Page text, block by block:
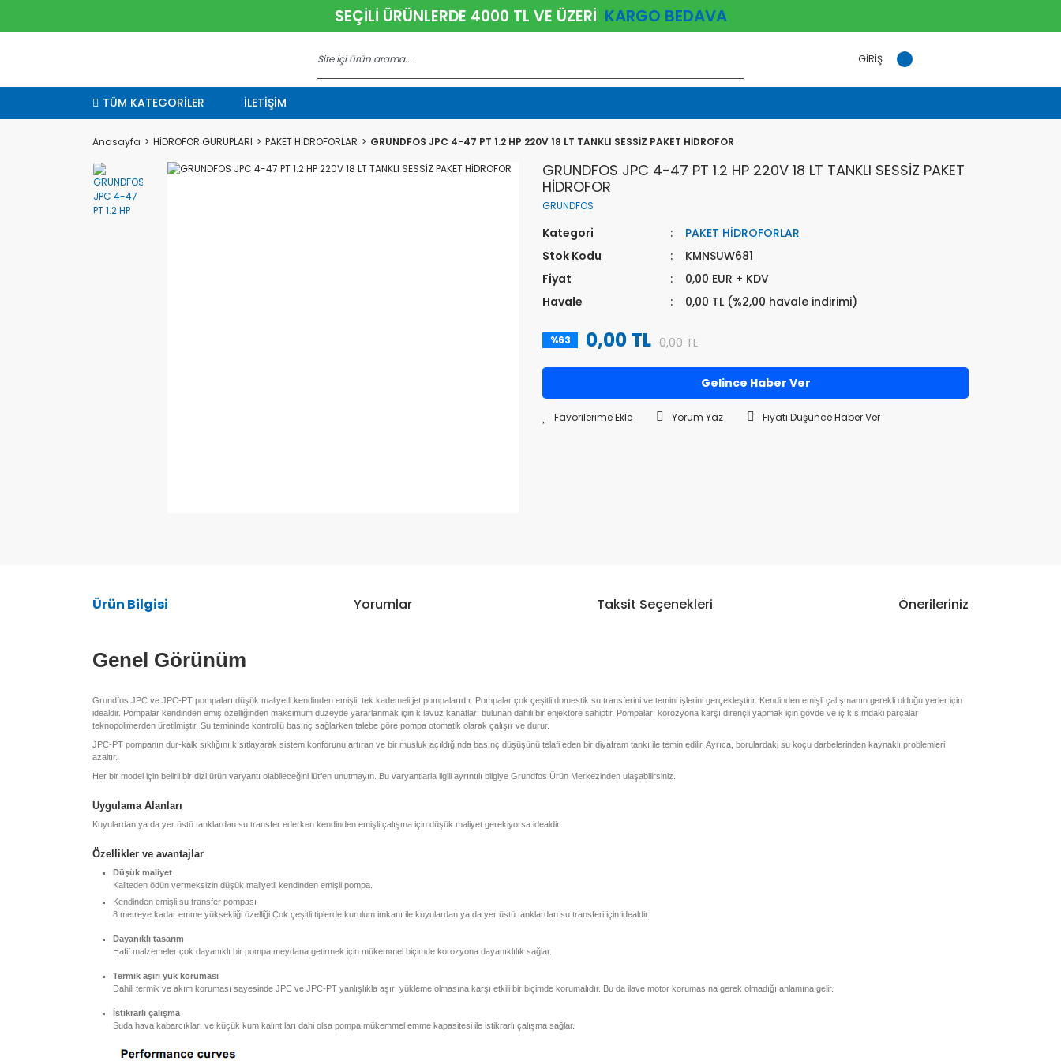
SEÇİLİ ÜRÜNLERDE 4000 TL VE ÜZERİ KARGO BEDAVA
GİRİŞ
TÜM KATEGORİLER İLETİŞİM
Anasayfa HİDROFOR GURUPLARI PAKET HİDROFORLAR GRUNDFOS JPC 4-47 PT 1.2 HP 220V 18 LT TANKLI SESSİZ PAKET HİDROFOR
GRUNDFOS JPC 4-47 PT 1.2 HP 220V 18 LT TANKLI SESSİZ PAKET
HİDROFOR
GRUNDFOS
Kategori
PAKET HİDROFORLAR
Stok Kodu
KMNSUW681
Fiyat
0,00 EUR + KDV
Havale
0,00 TL (%2,00 havale indirimi)
%63 0,00 TL 0,00 TL
Gelince Haber Ver
Yorum Yaz Fiyatı Düşünce Haber Ver
Ürün Bilgisi Yorumlar Taksit Seçenekleri Önerileriniz
Genel Görünüm
Grundfos JPC ve JPC-PT pompaları düşük maliyetli kendinden emişli, tek kademeli jet pompalarıdır. Pompalar çok çeşitli domestik su transferini ve temini işlerini gerçekleştirir. Kendinden emişli çalışmanın gerekli olduğu yerler için
idealdir. Pompalar kendinden emiş özelliğinden maksimum düzeyde yararlanmak için kılavuz kanatları bulunan dahili bir enjektöre sahiptir. Pompaları korozyona karşı dirençli yapmak için gövde ve iç kısımdaki parçalar
teknopolimerden üretilmiştir. Su temininde kontrollü basınç sağlarken talebe göre pompa otomatik olarak çalışır ve durur.
JPC-PT pompanın dur-kalk sıklığını kısıtlayarak sistem konforunu artıran ve bir musluk açıldığında basınç düşüşünü telafi eden bir diyafram tankı ile temin edilir. Ayrıca, borulardaki su koçu darbelerinden kaynaklı problemleri
azaltır.
Her bir model için belirli bir dizi ürün varyantı olabileceğini lütfen unutmayın. Bu varyantlarla ilgili ayrıntılı bilgiye Grundfos Ürün Merkezinden ulaşabilirsiniz.
Uygulama Alanları
Kuyulardan ya da yer üstü tanklardan su transfer ederken kendinden emişli çalışma için düşük maliyet gerekiyorsa idealdir.
Özellikler ve avantajlar
Düşük maliyet
Kaliteden ödün vermeksizin düşük maliyetli kendinden emişli pompa.
Kendinden emişli su transfer pompası
8 metreye kadar emme yüksekliği özelliği Çok çeşitli tiplerde kurulum imkanı ile kuyulardan ya da yer üstü tanklardan su transferi için idealdir.
Dayanıklı tasarım
Hafif malzemeler çok dayanıklı bir pompa meydana getirmek için mükemmel biçimde korozyona dayanıklılık sağlar.
Termik aşırı yük koruması
Dahili termik ve akım koruması sayesinde JPC ve JPC-PT yanlışlıkla aşırı yükleme olmasına karşı etkili bir biçimde korumalıdır. Bu da ilave motor korumasına gerek olmadığı anlamına gelir.
İstikrarlı çalışma
Suda hava kabarcıkları ve küçük kum kalıntıları dahi olsa pompa mükemmel emme kapasitesi ile istikrarlı çalışma sağlar.